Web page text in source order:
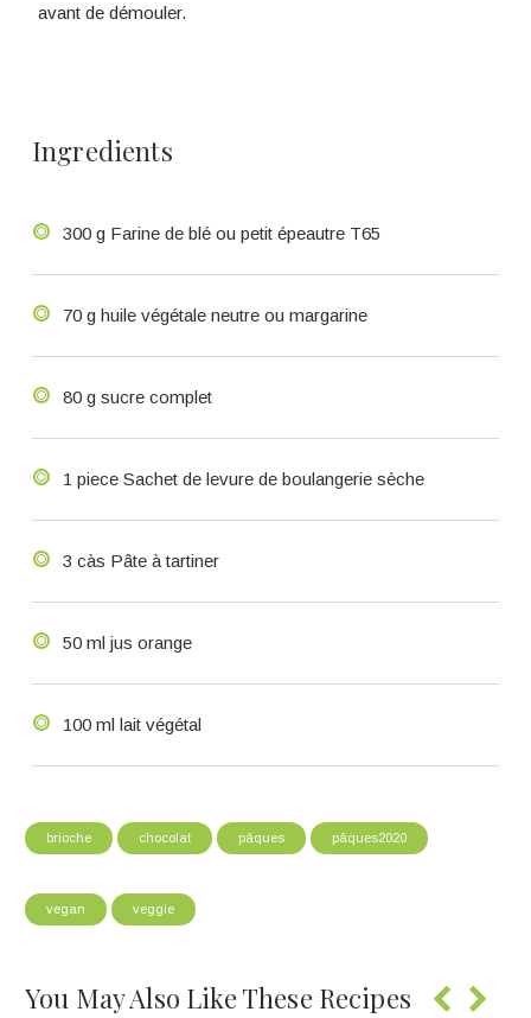
avant de démouler.
Ingredients
300 g Farine de blé ou petit épeautre T65
70 g huile végétale neutre ou margarine
80 g sucre complet
1 piece Sachet de levure de boulangerie sèche
3 càs Pâte à tartiner
50 ml jus orange
100 ml lait végétal
brioche chocolat pâques pâques2020
vegan veggie
You May Also Like These Recipes